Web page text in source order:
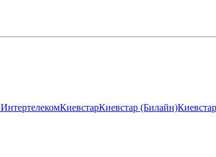
ИнтертелекомКиевстарКиевстар (Билайн)